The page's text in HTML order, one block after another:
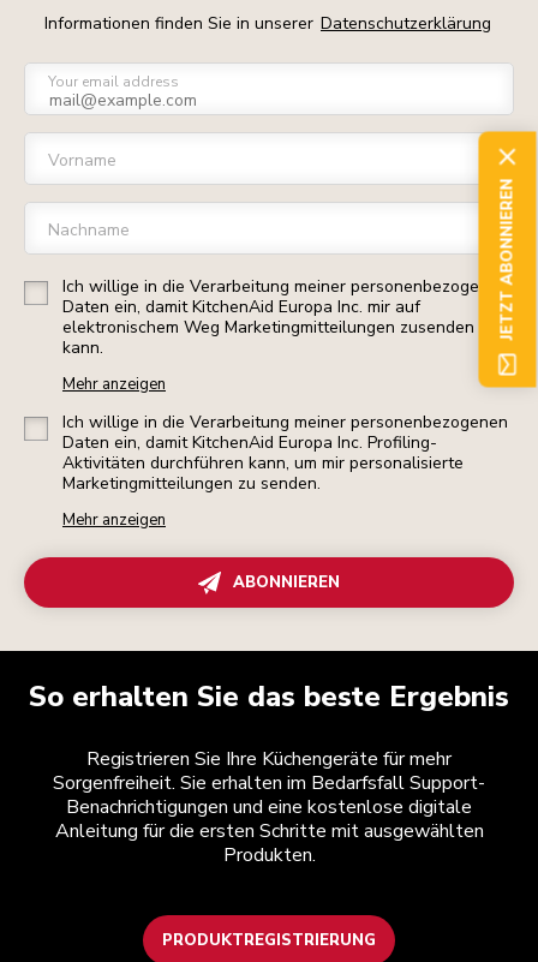
Informationen finden Sie in unserer Datenschutzerklärung
Your email address
Vorname
Nachname
Ich willige in die Verarbeitung meiner personenbezogenen
Daten ein, damit KitchenAid Europa Inc. mir auf
elektronischem Weg Marketingmitteilungen zusenden
kann.
Mehr anzeigen
Ich willige in die Verarbeitung meiner personenbezogenen
Daten ein, damit KitchenAid Europa Inc. Profiling-
Aktivitäten durchführen kann, um mir personalisierte
Marketingmitteilungen zu senden.
Mehr anzeigen
ABONNIEREN
So erhalten Sie das beste Ergebnis
Registrieren Sie Ihre Küchengeräte für mehr
Sorgenfreiheit. Sie erhalten im Bedarfsfall Support-
Benachrichtigungen und eine kostenlose digitale
Anleitung für die ersten Schritte mit ausgewählten
Produkten.
PRODUKTREGISTRIERUNG
JETZT ABONNIEREN